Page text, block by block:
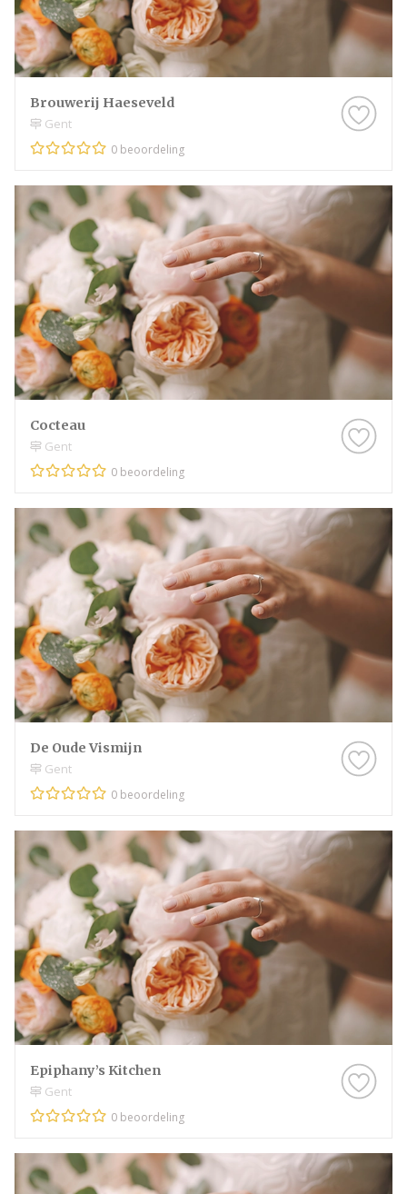
Brouwerij Haeseveld
Gent
0 beoordeling
Cocteau
Gent
0 beoordeling
De Oude Vismijn
Gent
0 beoordeling
Epiphany’s Kitchen
Gent
0 beoordeling